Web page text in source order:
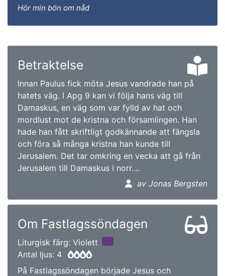
Hör min bön om nåd
Betraktelse
Innan Paulus fick möta Jesus vandrade han på
hatets väg. I Apg 9 kan vi följa hans väg till
Damaskus, en väg som var fylld av hat och
mordlust mot de kristna och församlingen. Han
hade han fått skriftligt godkännande att fängsla
och föra så många kristna han kunde till
Jerusalem. Det tar omkring en vecka att gå från
Jerusalem till Damaskus i norr....
av Jonas Bergsten
Om Fastlagssöndagen
Liturgisk färg: Violett
Antal ljus: 4
På Fastlagssöndagen började Jesus och